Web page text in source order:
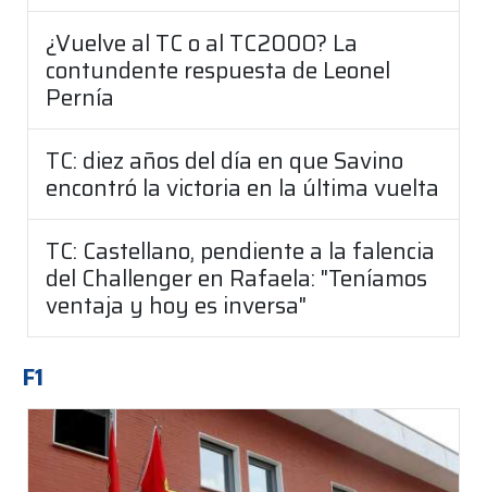
¿Vuelve al TC o al TC2000? La
contundente respuesta de Leonel
Pernía
TC: diez años del día en que Savino
encontró la victoria en la última vuelta
TC: Castellano, pendiente a la falencia
del Challenger en Rafaela: "Teníamos
ventaja y hoy es inversa"
F1